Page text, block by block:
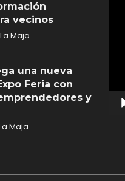
vecinos
La Maja
una nueva
Feria con
y
Maja